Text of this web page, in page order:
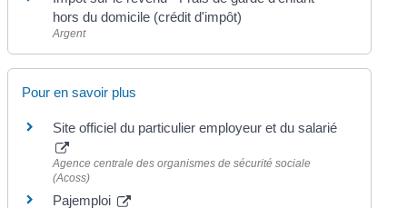
hors du domicile (crédit d'impôt)
Argent
Pour en savoir plus
Site officiel du particulier employeur et du salarié
Agence centrale des organismes de sécurité sociale
(Acoss)
Pajemploi